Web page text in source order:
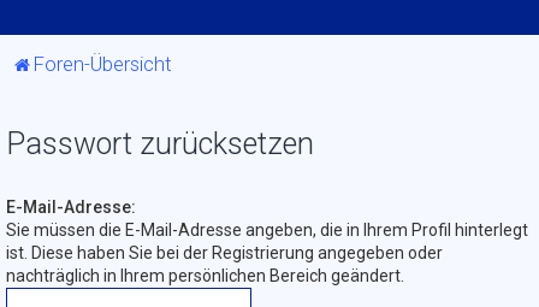
Foren-Übersicht
Passwort zurücksetzen
E-Mail-Adresse:
Sie müssen die E-Mail-Adresse angeben, die in Ihrem Profil hinterlegt
ist. Diese haben Sie bei der Registrierung angegeben oder
nachträglich in Ihrem persönlichen Bereich geändert.